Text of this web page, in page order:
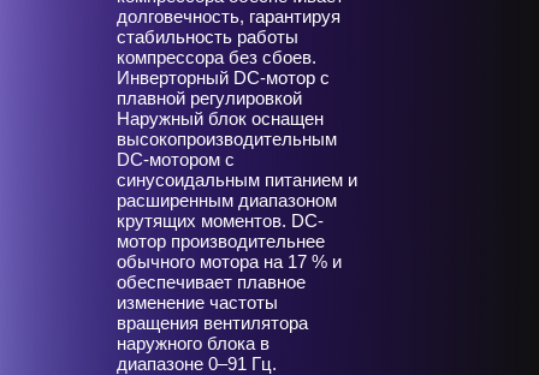
долговечность, гарантируя
стабильность работы
компрессора без сбоев.
Инверторный DC-мотор с
плавной регулировкой
Наружный блок оснащен
высокопроизводительным
DC-мотором с
синусоидальным питанием и
расширенным диапазоном
крутящих моментов. DC-
мотор производительнее
обычного мотора на 17 % и
обеспечивает плавное
изменение частоты
вращения вентилятора
наружного блока в
диапазоне 0–91 Гц.